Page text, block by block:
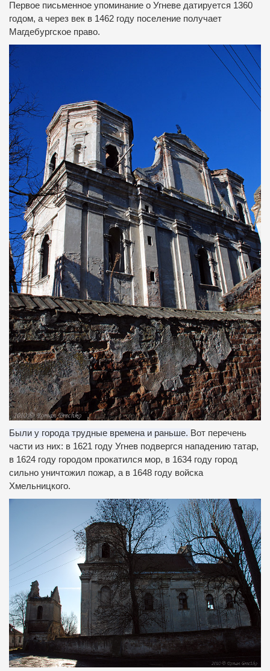
Первое письменное упоминание о Угневе датируется 1360
годом, а через век в 1462 году поселение получает
Магдебургское право.
Были у города трудные времена и раньше. Вот перечень
части из них: в 1621 году Угнев подвергся нападению татар,
в 1624 году городом прокатился мор, в 1634 году город
сильно уничтожил пожар, а в 1648 году войска
Хмельницкого.